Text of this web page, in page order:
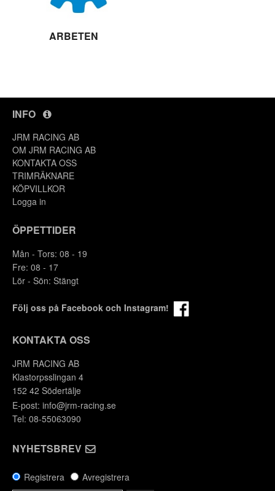
ARBETEN
INFO
JRM RACING AB
OM JRM RACING AB
KONTAKTA OSS
TRIMRÄKNARE
KÖPVILLKOR
Logga in
ÖPPETTIDER
Mån - Tors: 08 - 19
Fre: 08 - 17
Lör - Sön: Stängt
Följ oss på Facebook och Instagram!
KONTAKTA OSS
JRM RACING AB
Klastorpsslingan 4
152 42 Södertälje
E-post: info@jrm-racing.se
Tel: 08-55063090
NYHETSBREV
Registrera Avregistrera